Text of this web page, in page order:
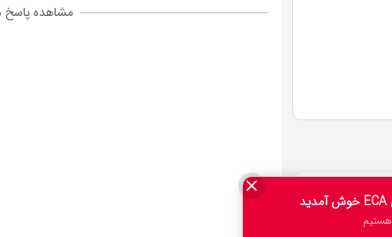
2 دیدگاه
مشاهده پاسخ